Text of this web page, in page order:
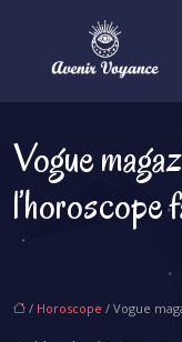
Vogue
l’horoscope
/ Horoscope / Vogue